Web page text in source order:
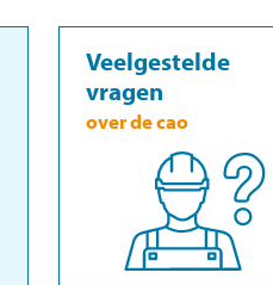
Veelgestelde
vragen
over de cao